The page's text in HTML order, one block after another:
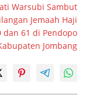
Warsubi Sambut
Jemaah Haji
dan 61 di Pendopo
Jombang